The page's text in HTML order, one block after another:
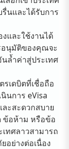
นและได้รับการ
และใช้งานได้
อนุมัติของคุณจะ
ล้ำค่าสู่ประเทศ
รเดบิตที่เชื่อถือ
นการ eVisa
ะสะดวกสบาย
ข้อห้าม หรือข้อ
เทศลาวสามารถ
ย่างต่อเนื่อง